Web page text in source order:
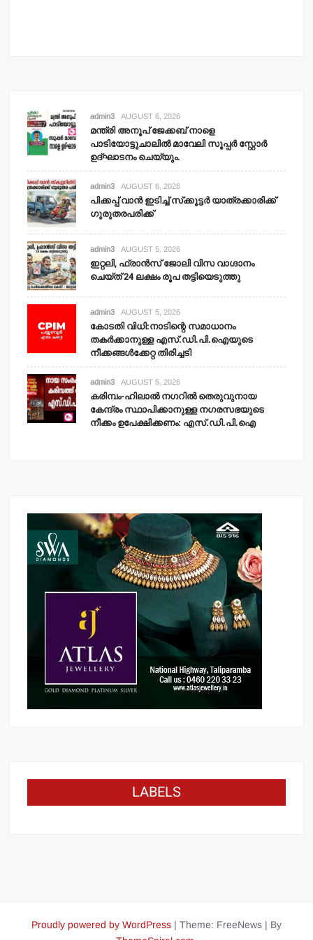
admin3 AUGUST 6, 2026
മന്ത്രി അനൂപ് ജേക്കബ് നാളെ
പാടിയോട്ടുചാലില്‍ മാവേലി സൂപ്പര്‍ സ്റ്റോര്‍
ഉദ്ഘാടനം ചെയ്യും.
admin3 AUGUST 6, 2026
പിക്കപ്പ് വാന്‍ ഇടിച്ച് സ്‌ക്കൂട്ടര്‍ യാത്രക്കാരിക്ക്
ഗുരുതരപരിക്ക്
admin3 AUGUST 5, 2026
ഇറ്റലി, ഫ്രാന്‍സ് ജോലി വിസ വാഗ്ദാനം
ചെയ്ത് 24 ലക്ഷം രൂപ തട്ടിയെടുത്തു
admin3 AUGUST 5, 2026
കോടതി വിധി:നാടിന്റെ സമാധാനം
തകര്‍ക്കാനുള്ള എസ്.ഡി.പി.ഐയുടെ
നീക്കങ്ങള്‍ക്കേറ്റ തിരിച്ചടി
admin3 AUGUST 5, 2026
കരിമ്പം-ഹിലാല്‍ നഗറില്‍ തെരുവുനായ
കേന്ദ്രം സ്ഥാപിക്കാനുള്ള നഗരസഭയുടെ
നീക്കം ഉപേക്ഷിക്കണം: എസ്.ഡി.പി.ഐ
LABELS
Proudly powered by WordPress | Theme: FreeNews | By